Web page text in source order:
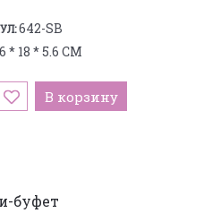
642-SB
* 18 * 5.6 СМ
В корзину
буфет